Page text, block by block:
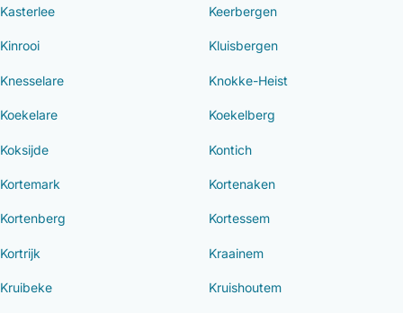
Kasterlee Keerbergen
Kinrooi Kluisbergen
Knesselare Knokke-Heist
Koekelare Koekelberg
Koksijde Kontich
Kortemark Kortenaken
Kortenberg Kortessem
Kortrijk Kraainem
Kruibeke Kruishoutem